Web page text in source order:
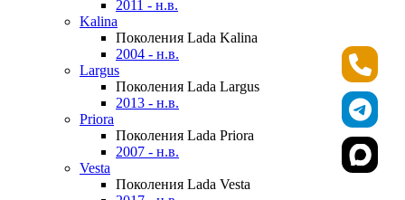
2011 - н.в.
Kalina
Поколения Lada Kalina
2004 - н.в.
Largus
Поколения Lada Largus
2013 - н.в.
Priora
Поколения Lada Priora
2007 - н.в.
Vesta
Поколения Lada Vesta